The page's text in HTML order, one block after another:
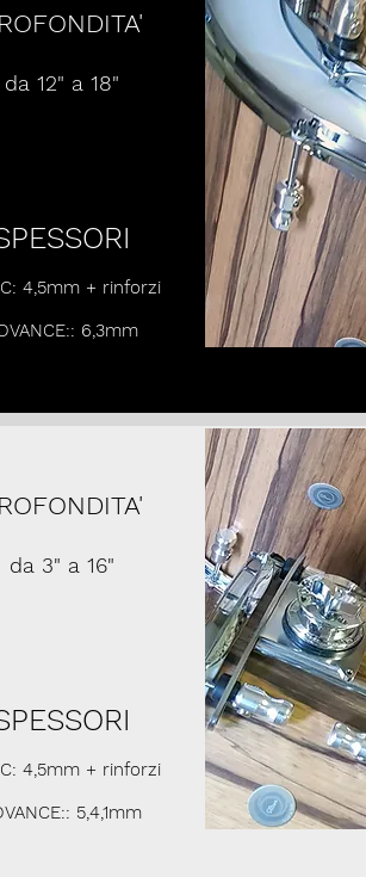
da 12" a 18"
4,5mm + rinforzi
6,3mm
da 3" a 16"
4,5mm + rinforzi
5,4,1mm